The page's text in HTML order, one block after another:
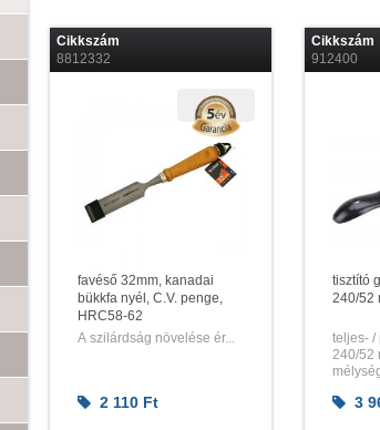
Cikkszám
8812332
favéső 32mm, kanadai
bükkfa nyél, C.V. penge,
HRC58-62
A szilárdság növelése ér...
2 110 Ft
Cikkszám
912400
tisztító
240/52
teljes- /
240/52
3